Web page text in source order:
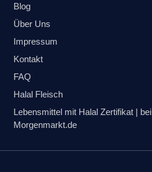
Blog
Über Uns
Impressum
Kontakt
FAQ
Halal Fleisch
Lebensmittel mit Halal Zertifikat | bei
Morgenmarkt.de